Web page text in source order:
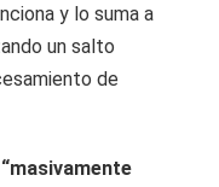
y lo suma a
un salto
de